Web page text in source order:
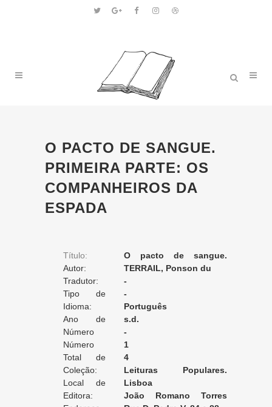
O PACTO DE SANGUE.
PRIMEIRA PARTE: OS
COMPANHEIROS DA
ESPADA
Título:
O pacto de sangue.
Primeira parte: os
companheiros da espada
Autor:
TERRAIL, Ponson du
Tradutor:
-
Tipo de
Tradução:
-
Idioma:
Português
Ano de
Edição:
s.d.
Número
da Edição:
-
Número
do Volume:
1
Total de
Volumes:
4
Coleção:
Leituras Populares.
Empreza vulgarisadora dos
bons auctores
Local de
Edição:
Lisboa
Editora:
João Romano Torres